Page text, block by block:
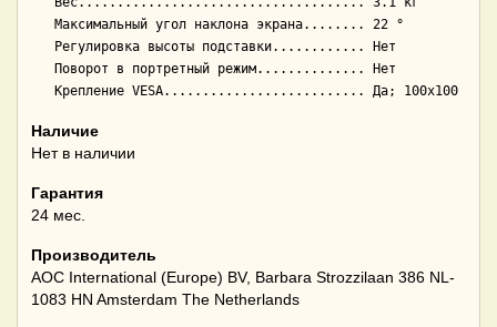
Наличие
Нет в наличии
Гарантия
24 мес.
Производитель
AOC International (Europe) BV, Barbara Strozzilaan 386 NL-
1083 HN Amsterdam The Netherlands